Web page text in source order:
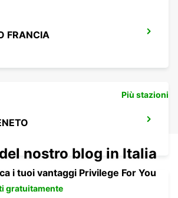
FRANCIA
Più stazioni
nostro blog in Italia
i tuoi vantaggi Privilege For You
gratuitamente